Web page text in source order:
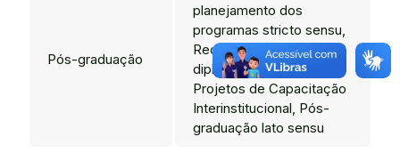
Pós-graduação
planejamento dos
programas stricto sensu,
Reconhecimento de
diplomas stricto sensu,
Projetos de Capacitação
Interinstitucional, Pós-
graduação lato sensu